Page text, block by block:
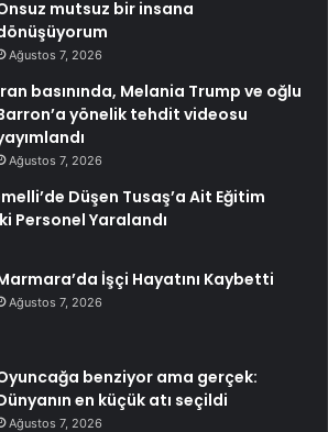
mutsuz bir insana
Ağustos 7, 2026
basınında, Melania Trump ve oğlu
yönelik tehdit videosu
Ağustos 7, 2026
Düşen Tusaş’a Ait Eğitim
Personel Yaralandı
İşçi Hayatını Kaybetti
Ağustos 7, 2026
benziyor ama gerçek:
en küçük atı seçildi
Ağustos 7, 2026